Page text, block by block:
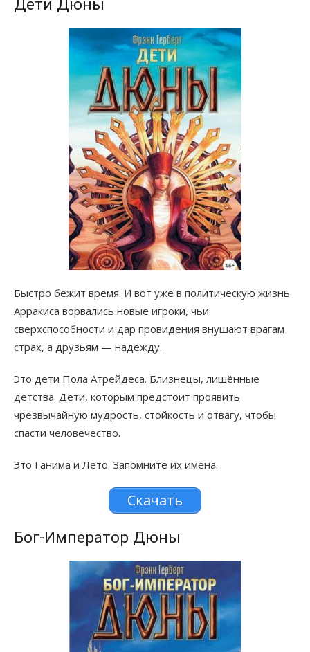
Дети Дюны
Быстро бежит время. И вот уже в политическую жизнь
Арракиса ворвались новые игроки, чьи
сверхспособности и дар провидения внушают врагам
страх, а друзьям — надежду.
Это дети Пола Атрейдеса. Близнецы, лишённые
детства. Дети, которым предстоит проявить
чрезвычайную мудрость, стойкость и отвагу, чтобы
спасти человечество.
Это Ганима и Лето. Запомните их имена.
Скачать
Бог-Император Дюны